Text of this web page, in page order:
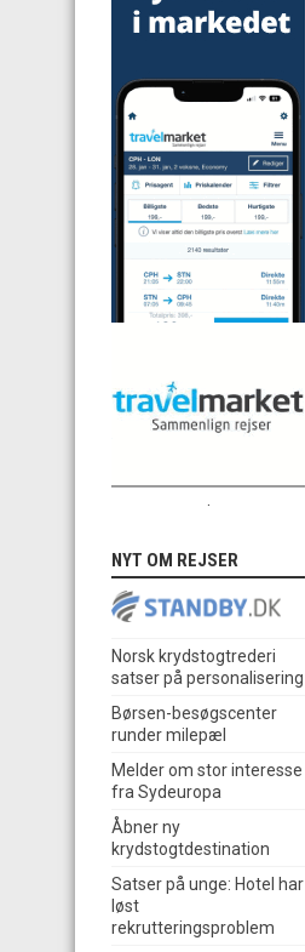
NYT OM REJSER
Norsk krydstogtrederi
satser på personalisering
Børsen-besøgscenter
runder milepæl
Melder om stor interesse
fra Sydeuropa
Åbner ny
krydstogtdestination
Satser på unge: Hotel har
løst
rekrutteringsproblem